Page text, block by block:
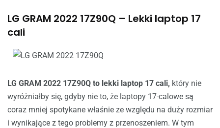
LG GRAM 2022 17Z90Q – Lekki laptop 17
cali
LG GRAM 2022 17Z90Q to lekki laptop 17 cali, który nie
wyróżniałby się, gdyby nie to, że laptopy 17-calowe są
coraz mniej spotykane właśnie ze względu na duży rozmiar
i wynikające z tego problemy z przenoszeniem. W tym